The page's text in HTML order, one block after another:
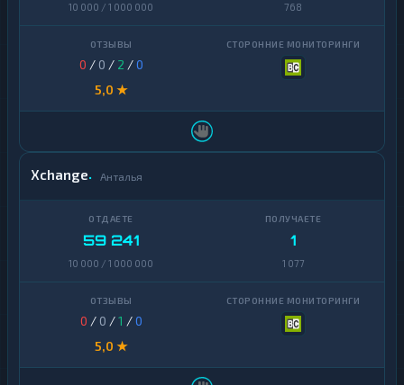
10 000 / 1 000 000 768
0 / 0 / 2 /0
5,0 ★
Xchange Анталья
59 241
10 000 / 1 000 000
1
1 077
0 / 0 /1 /0
5,0 ★